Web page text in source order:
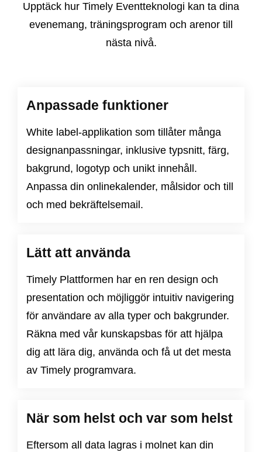
Upptäck hur Timely Eventteknologi kan ta dina
evenemang, träningsprogram och arenor till
nästa nivå.
Anpassade funktioner
White label-applikation som tillåter många
designanpassningar, inklusive typsnitt, färg,
bakgrund, logotyp och unikt innehåll.
Anpassa din onlinekalender, målsidor och till
och med bekräftelsemail.
Lätt att använda
Timely Plattformen har en ren design och
presentation och möjliggör intuitiv navigering
för användare av alla typer och bakgrunder.
Räkna med vår kunskapsbas för att hjälpa
dig att lära dig, använda och få ut det mesta
av Timely programvara.
När som helst och var som helst
Eftersom all data lagras i molnet kan din